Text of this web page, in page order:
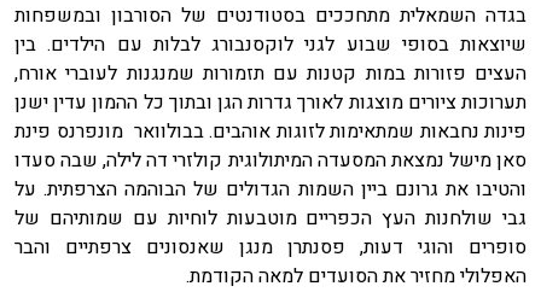
בגדה השמאלית מתחככים בסטודנטים של הסורבון ובמשפחות
שיוצאות בסופי שבוע לגני לוקסנבורג לבלות עם הילדים. בין
העצים פזורות במות קטנות עם תזמורות שמנגנות לעוברי אורח,
תערוכות ציורים מוצגות לאורך גדרות הגן ובתוך כל ההמון עדין ישנן
פינות נחבאות שמתאימות לזוגות אוהבים. בבולוואר מונפרנס פינת
סאן מישל נמצאת המסעדה המיתולוגית קולזרי דה לילה, שבה סעדו
והטיבו את גרונם ביין השמות הגדולים של הבוהמה הצרפתית. על
גבי שולחנות העץ הכפריים מוטבעות לוחיות עם שמותיהם של
סופרים והוגי דעות, פסנתרן מנגן שאנסונים צרפתיים והבר
האפלולי מחזיר את הסועדים למאה הקודמת.